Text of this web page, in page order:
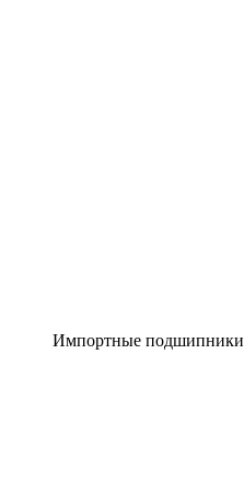
Импортные подшипники